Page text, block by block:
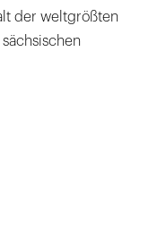
der weltgrößten